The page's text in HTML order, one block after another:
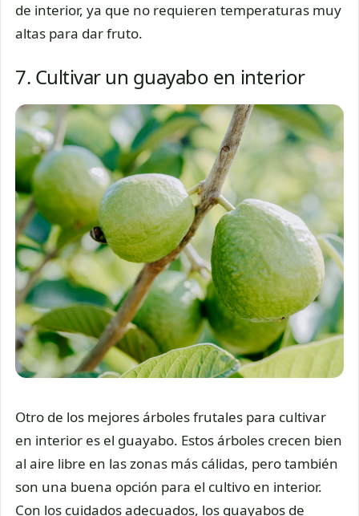
de interior, ya que no requieren temperaturas muy
altas para dar fruto.
7. Cultivar un guayabo en interior
Otro de los mejores árboles frutales para cultivar
en interior es el guayabo. Estos árboles crecen bien
al aire libre en las zonas más cálidas, pero también
son una buena opción para el cultivo en interior.
Con los cuidados adecuados, los guayabos de